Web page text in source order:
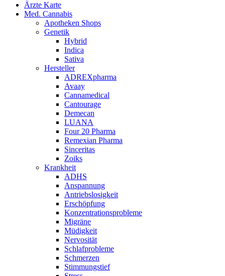
Ärzte Karte
Med. Cannabis
Apotheken Shops
Genetik
Hybrid
Indica
Sativa
Hersteller
ADREXpharma
Avaay
Cannamedical
Cantourage
Demecan
LUANA
Four 20 Pharma
Remexian Pharma
Sinceritas
Zoiks
Krankheit
ADHS
Anspannung
Antriebslosigkeit
Erschöpfung
Konzentrationsprobleme
Migräne
Müdigkeit
Nervosität
Schlafprobleme
Schmerzen
Stimmungstief